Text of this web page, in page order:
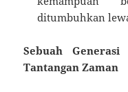
ditumbuhkan
Sebuah
Tantangan Zaman